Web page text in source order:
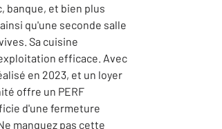
banque, et bien plus
qu'une seconde salle
Sa cuisine
efficace. Avec
en 2023, et un loyer
offre un PERF
d'une fermeture
manquez pas cette